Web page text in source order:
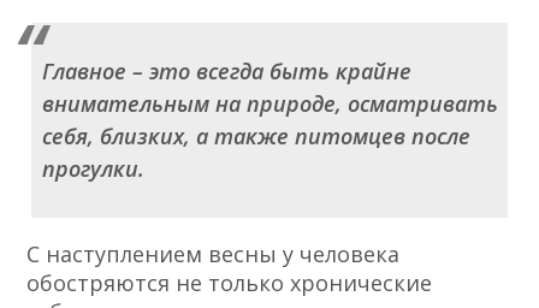
Главное – это всегда быть крайне
внимательным на природе, осматривать
себя, близких, а также питомцев после
прогулки.
С наступлением весны у человека
обостряются не только хронические